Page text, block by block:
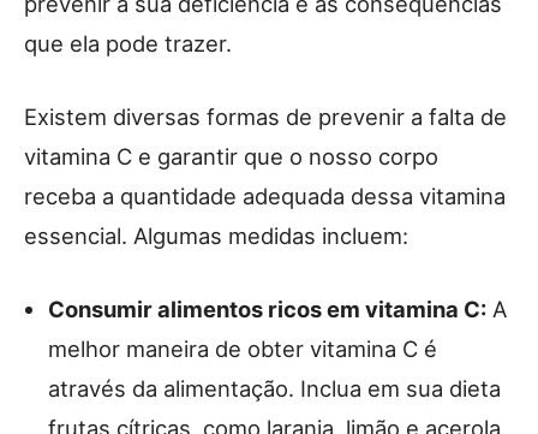
que ela pode trazer.
Existem diversas formas de prevenir a falta de
vitamina C e garantir que o nosso corpo
receba a quantidade adequada dessa vitamina
essencial. Algumas medidas incluem:
Consumir alimentos ricos em vitamina C: A
melhor maneira de obter vitamina C é
através da alimentação. Inclua em sua dieta
frutas cítricas, como laranja, limão e acerola,